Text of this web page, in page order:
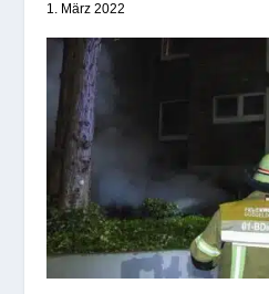
1. März 2022